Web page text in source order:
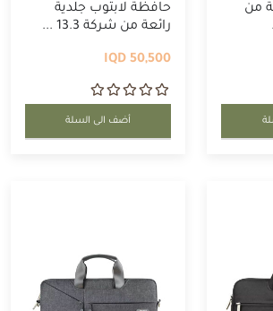
من
حافظة لابتوب جلدية
رائعة من شركة 13.3 ...
50,500 IQD
أضف الى السلة